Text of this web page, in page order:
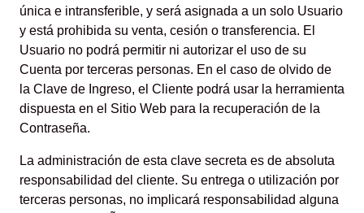
única e intransferible, y será asignada a un solo Usuario
y está prohibida su venta, cesión o transferencia. El
Usuario no podrá permitir ni autorizar el uso de su
Cuenta por terceras personas. En el caso de olvido de
la Clave de Ingreso, el Cliente podrá usar la herramienta
dispuesta en el Sitio Web para la recuperación de la
Contraseña.
La administración de esta clave secreta es de absoluta
responsabilidad del cliente. Su entrega o utilización por
terceras personas, no implicará responsabilidad alguna